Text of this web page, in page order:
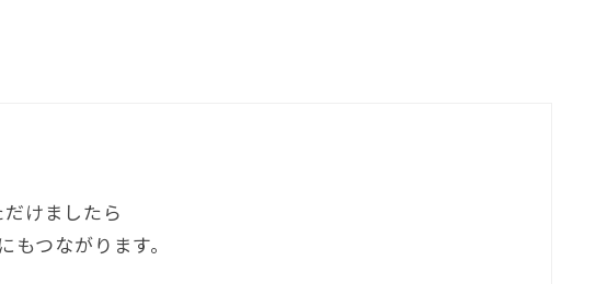
けましたら
つながります。